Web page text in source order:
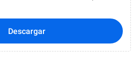
Descargar